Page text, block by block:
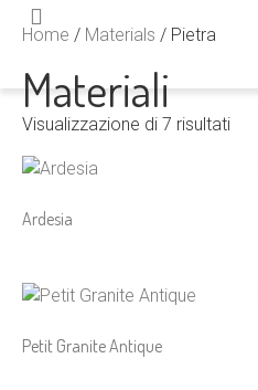
Home / Materials / Pietra
Materiali
Visualizzazione di 7 risultati
Ardesia
Petit Granite Antique